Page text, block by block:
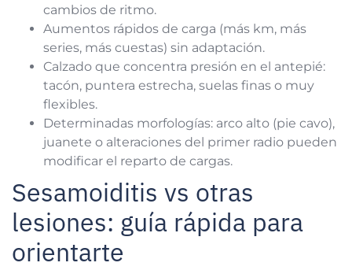
cambios de ritmo.
Aumentos rápidos de carga (más km, más
series, más cuestas) sin adaptación.
Calzado que concentra presión en el antepié:
tacón, puntera estrecha, suelas finas o muy
flexibles.
Determinadas morfologías: arco alto (pie cavo),
juanete o alteraciones del primer radio pueden
modificar el reparto de cargas.
Sesamoiditis vs otras
lesiones: guía rápida para
orientarte